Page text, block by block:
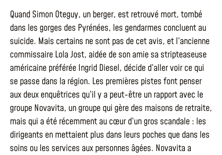
Quand Simon Oteguy, un berger, est retrouvé mort, tombé
dans les gorges des Pyrénées, les gendarmes concluent au
suicide. Mais certains ne sont pas de cet avis, et l’ancienne
commissaire Lola Jost, aidée de son amie sa stripteaseuse
américaine préférée Ingrid Diesel, décide d’aller voir ce qui
se passe dans la région. Les premières pistes font penser
aux deux enquêtrices qu’il y a peut-être un rapport avec le
groupe Novavita, un groupe qui gère des maisons de retraite,
mais qui a été récemment au cœur d’un gros scandale : les
dirigeants en mettaient plus dans leurs poches que dans les
soins ou les services aux personnes âgées. Novavita a